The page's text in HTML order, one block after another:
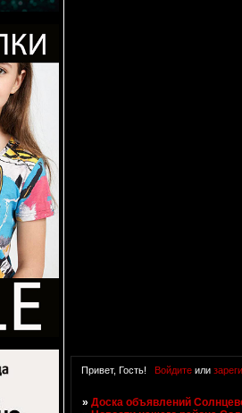
Привет, Гость! Войдитеили
»Доска объявлений